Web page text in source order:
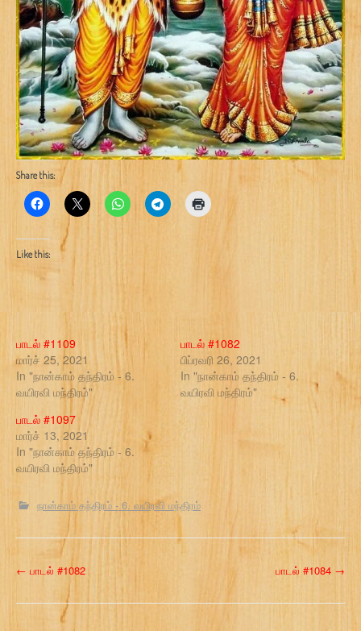
Share this:
Like this:
பாடல் #1109
மார்ச் 25, 2021
In "நான்காம் தந்திரம் - 6.
வயிரவி மந்திரம்"
பாடல் #1082
பிப்ரவரி 26, 2021
In "நான்காம் தந்திரம் - 6.
வயிரவி மந்திரம்"
பாடல் #1097
மார்ச் 13, 2021
In "நான்காம் தந்திரம் - 6.
வயிரவி மந்திரம்"
நான்காம் தந்திரம் - 6. வயிரவி மந்திரம்
P
o
← பாடல் #1082 பாடல் #1084 →